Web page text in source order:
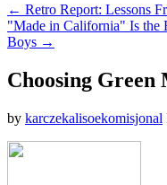
← Retro Report: Lessons
"Made in California" Is the
Boys →
Choosing
by karczekalisoekomisjonal